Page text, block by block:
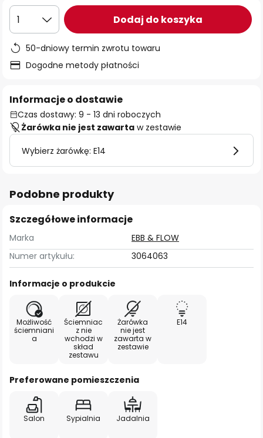
1 Dodaj do koszyka
50-dniowy termin zwrotu towaru
Dogodne metody płatności
Informacje o dostawie
Czas dostawy: 9 - 13 dni roboczych
Żarówka nie jest zawarta w zestawie
Wybierz żarówkę: E14
Podobne produkty
Szczegółowe informacje
Marka
EBB & FLOW
Numer artykułu:
3064063
Informacje o produkcie
Możliwość
ściemniani
a
Ściemniac
z nie
wchodzi w
skład
zestawu
Żarówka
nie jest
zawarta w
zestawie
E14
Preferowane pomieszczenia
Salon Sypialnia Jadalnia